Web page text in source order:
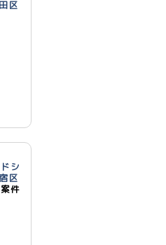
区
シ
区
件